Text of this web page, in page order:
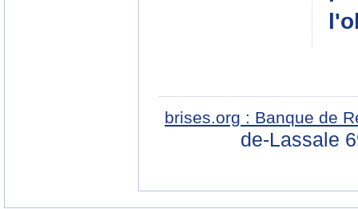
brises.org : Banque de
de-Lassale